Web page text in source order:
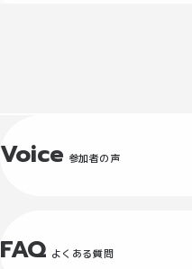
Voice 参加者の声
FAQ よくある質問